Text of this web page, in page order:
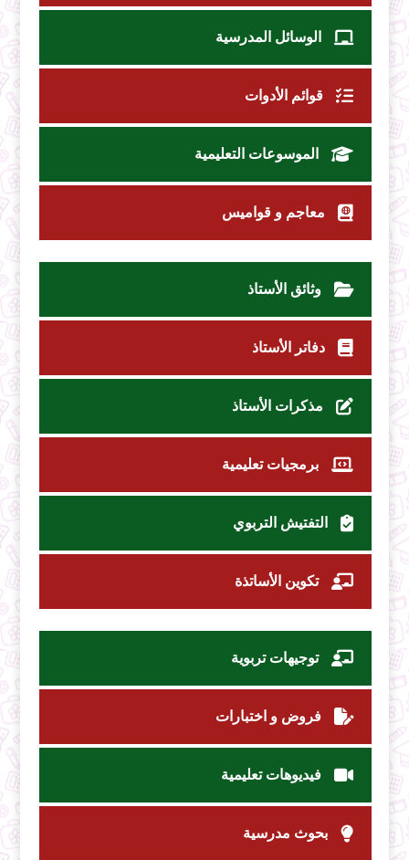
الوسائل المدرسية
قوائم الأدوات
الموسوعات التعليمية
معاجم و قواميس
وثائق الأستاذ
دفاتر الأستاذ
مذكرات الأستاذ
برمجيات تعليمية
التفتيش التربوي
تكوين الأساتذة
توجيهات تربوية
فروض و اختبارات
فيديوهات تعليمية
بحوث مدرسية